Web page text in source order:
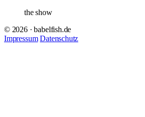
the show
© 2026 · babelfish.de
Impressum Datenschutz